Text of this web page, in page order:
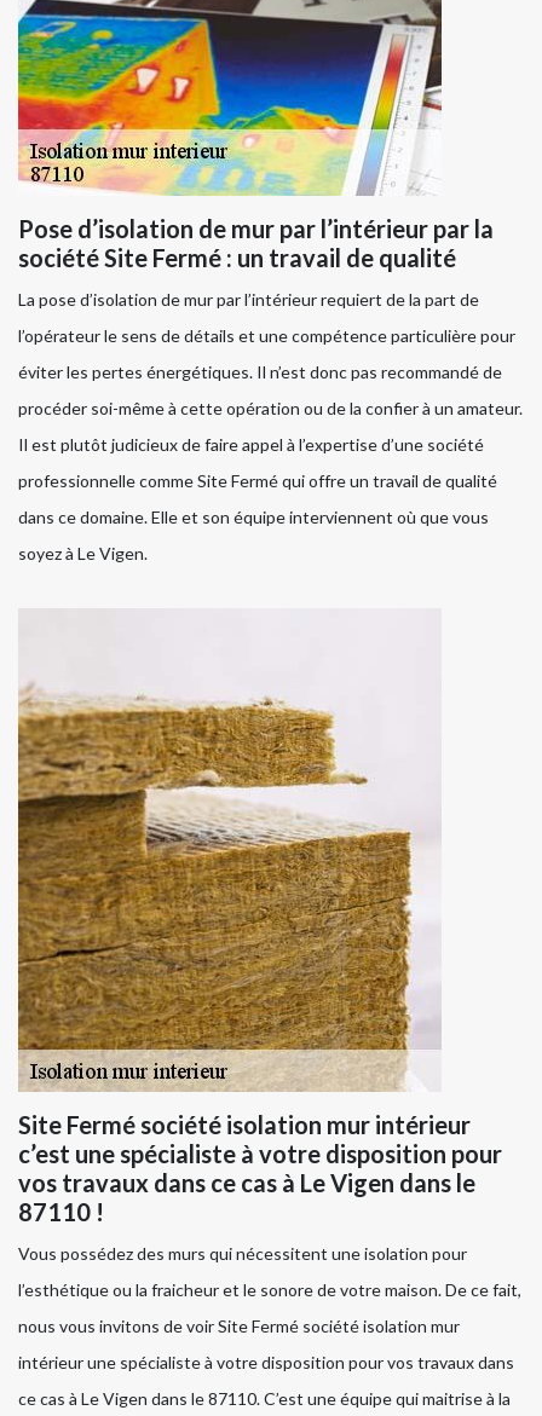
Pose d’isolation de mur par l’intérieur par la
société Site Fermé : un travail de qualité
La pose d’isolation de mur par l’intérieur requiert de la part de
l’opérateur le sens de détails et une compétence particulière pour
éviter les pertes énergétiques. Il n’est donc pas recommandé de
procéder soi-même à cette opération ou de la confier à un amateur.
Il est plutôt judicieux de faire appel à l’expertise d’une société
professionnelle comme Site Fermé qui offre un travail de qualité
dans ce domaine. Elle et son équipe interviennent où que vous
soyez à Le Vigen.
Site Fermé société isolation mur intérieur
c’est une spécialiste à votre disposition pour
vos travaux dans ce cas à Le Vigen dans le
87110 !
Vous possédez des murs qui nécessitent une isolation pour
l’esthétique ou la fraicheur et le sonore de votre maison. De ce fait,
nous vous invitons de voir Site Fermé société isolation mur
intérieur une spécialiste à votre disposition pour vos travaux dans
ce cas à Le Vigen dans le 87110. C’est une équipe qui maitrise à la